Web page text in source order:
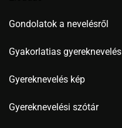
Gondolatok a nevelésről
Gyakorlatias gyereknevelés
Gyereknevelés kép
Gyereknevelési szótár